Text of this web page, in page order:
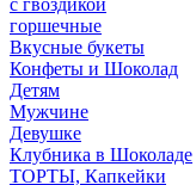
горшечные
Вкусные букеты
Конфеты и Шоколад
Детям
Мужчине
Девушке
Клубника в Шоколаде
ТОРТЫ, Капкейки